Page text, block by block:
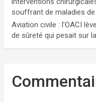
souffrant de maladies
Aviation civile : l’OACI
de sûreté qui pesait sur